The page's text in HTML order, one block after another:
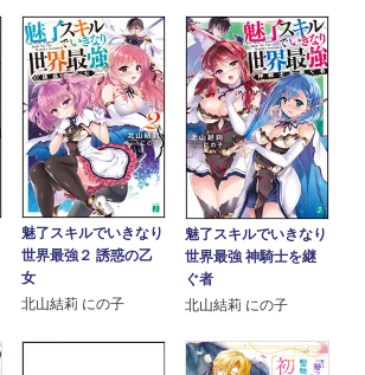
魅了スキルでいきなり
世界最強２ 誘惑の乙
女
北山結莉 にの子
魅了スキルでいきなり
世界最強 神騎士を継
ぐ者
北山結莉 にの子